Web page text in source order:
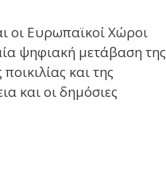
οι Ευρωπαϊκοί Χώροι
ψηφιακή μετάβαση της
και της
και οι δημόσιες